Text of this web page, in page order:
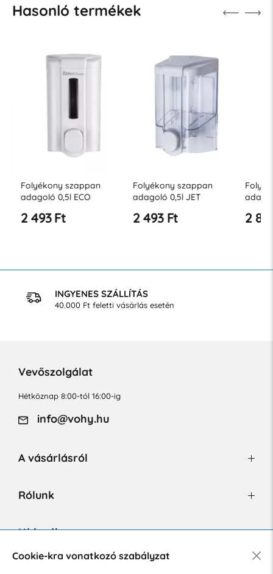
Hasonló termékek
Folyékony szappan
adagoló 0,5l ECO
2 493 Ft
Folyékony szappan
adagoló 0,5l JET
2 493 Ft 2 853
INGYENES SZÁLLÍTÁS
40.000 Ft feletti vásárlás esetén
Vevőszolgálat
Hétköznap 8:00-tól 16:00-ig
info@vohy.hu
A vásárlásról
Rólunk
Hírlevél
Cookie-kra vonatkozó szabályzat